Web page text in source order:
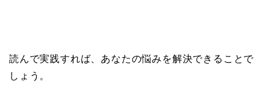
読んで実践すれば、あなたの悩みを解決できることで
しょう。